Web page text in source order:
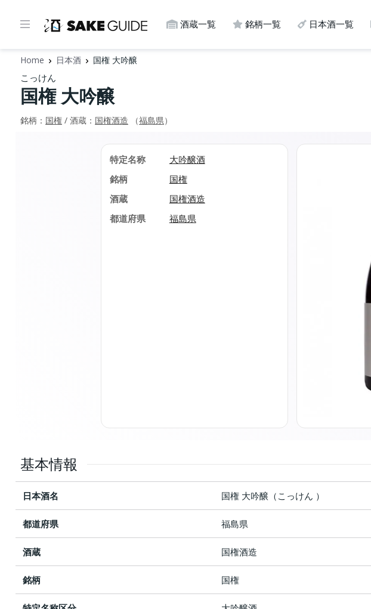
酒蔵一覧 銘柄一覧 日本酒一覧
Home 日本酒 国権 大吟醸
こっけん
国権 大吟醸
銘柄： 国権 / 酒蔵： 国権酒造 （福島県）
特定名称
大吟醸酒
銘柄
国権
酒蔵
国権酒造
都道府県
福島県
基本情報
日本酒名 国権 大吟醸（こっけん ）
都道府県 福島県
酒蔵 国権酒造
銘柄 国権